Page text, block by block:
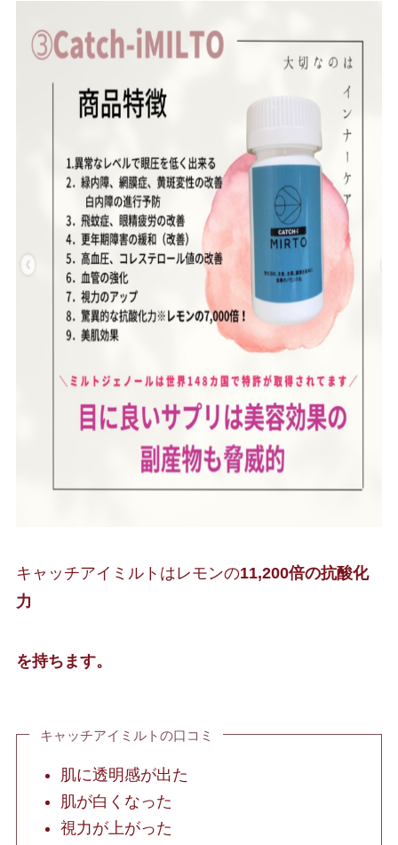
キャッチアイミルトはレモンの11,200倍の抗酸化
力
を持ちます。
キャッチアイミルトの口コミ
肌に透明感が出た
肌が白くなった
視力が上がった